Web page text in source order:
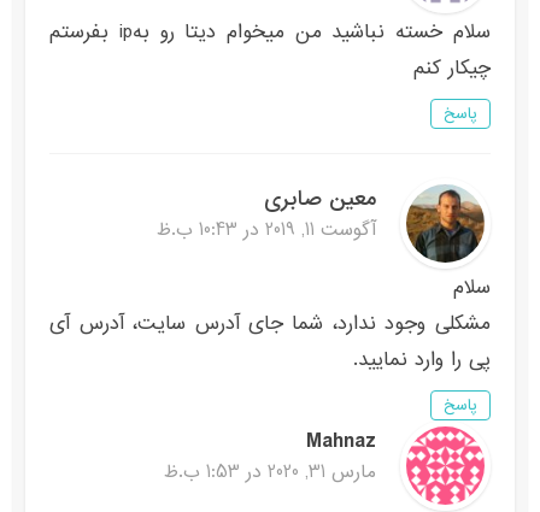
سلام خسته نباشید من میخوام دیتا رو بهip بفرستم
چیکار کنم
پاسخ
معین صابری
آگوست 11, 2019 در 10:43 ب.ظ
سلام
مشکلی وجود ندارد، شما جای آدرس سایت، آدرس آی
پی را وارد نمایید.
پاسخ
Mahnaz
مارس 31, 2020 در 1:53 ب.ظ